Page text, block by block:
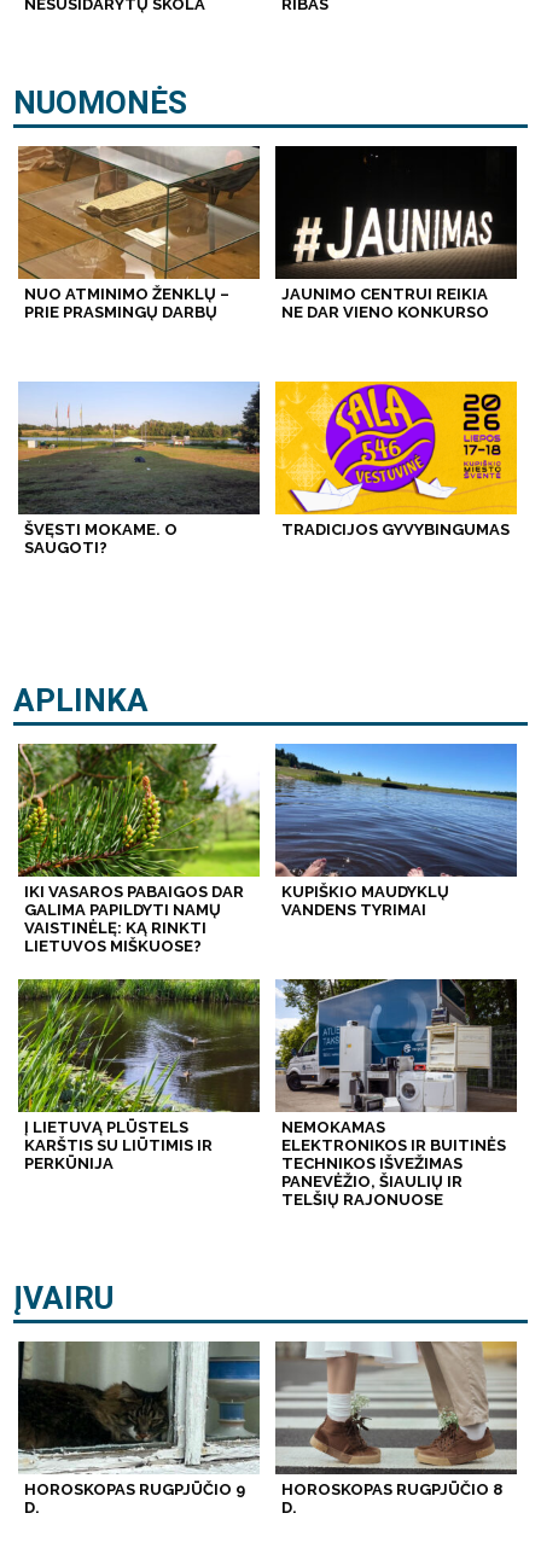
NESUSIDARYTŲ SKOLA RIBAS
NUOMONĖS
NUO ATMINIMO ŽENKLŲ –
PRIE PRASMINGŲ DARBŲ
JAUNIMO CENTRUI REIKIA
NE DAR VIENO KONKURSO
ŠVĘSTI MOKAME. O
SAUGOTI?
TRADICIJOS GYVYBINGUMAS
APLINKA
IKI VASAROS PABAIGOS DAR
GALIMA PAPILDYTI NAMŲ
VAISTINĖLĘ: KĄ RINKTI
LIETUVOS MIŠKUOSE?
KUPIŠKIO MAUDYKLŲ
VANDENS TYRIMAI
Į LIETUVĄ PLŪSTELS
KARŠTIS SU LIŪTIMIS IR
PERKŪNIJA
NEMOKAMAS
ELEKTRONIKOS IR BUITINĖS
TECHNIKOS IŠVEŽIMAS
PANEVĖŽIO, ŠIAULIŲ IR
TELŠIŲ RAJONUOSE
ĮVAIRU
HOROSKOPAS RUGPJŪČIO 9
D.
HOROSKOPAS RUGPJŪČIO 8
D.